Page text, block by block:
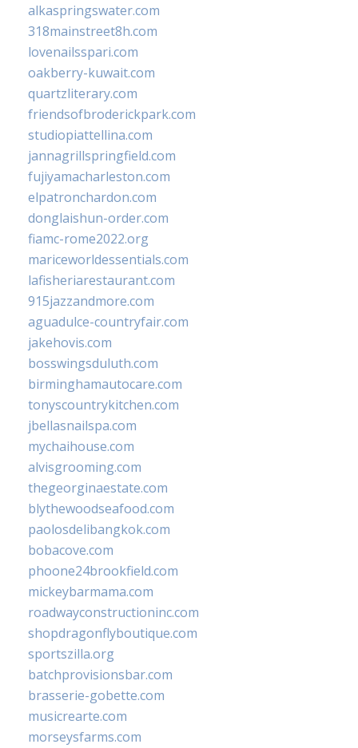
alkaspringswater.com
318mainstreet8h.com
lovenailsspari.com
oakberry-kuwait.com
quartzliterary.com
friendsofbroderickpark.com
studiopiattellina.com
jannagrillspringfield.com
fujiyamacharleston.com
elpatronchardon.com
donglaishun-order.com
fiamc-rome2022.org
mariceworldessentials.com
lafisheriarestaurant.com
915jazzandmore.com
aguadulce-countryfair.com
jakehovis.com
bosswingsduluth.com
birminghamautocare.com
tonyscountrykitchen.com
jbellasnailspa.com
mychaihouse.com
alvisgrooming.com
thegeorginaestate.com
blythewoodseafood.com
paolosdelibangkok.com
bobacove.com
phoone24brookfield.com
mickeybarmama.com
roadwayconstructioninc.com
shopdragonflyboutique.com
sportszilla.org
batchprovisionsbar.com
brasserie-gobette.com
musicrearte.com
morseysfarms.com